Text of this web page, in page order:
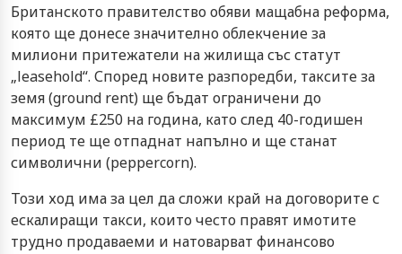
Британското правителство обяви мащабна реформа,
която ще донесе значително облекчение за
милиони притежатели на жилища със статут
„leasehold“. Според новите разпоредби, таксите за
земя (ground rent) ще бъдат ограничени до
максимум £250 на година, като след 40-годишен
период те ще отпаднат напълно и ще станат
символични (peppercorn).
Този ход има за цел да сложи край на договорите с
ескалиращи такси, които често правят имотите
трудно продаваеми и натоварват финансово